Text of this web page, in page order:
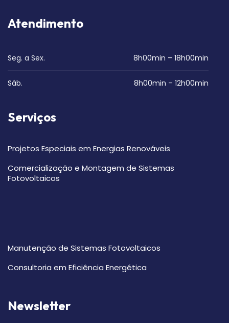
Atendimento
Seg. a Sex. 8h00min – 18h00min
Sáb. 8h00min – 12h00min
Serviços
Projetos Especiais em Energias Renováveis
Comercialização e Montagem de Sistemas
Fotovoltaicos
Manutenção de Sistemas Fotovoltaicos
Consultoria em Eficiência Energética
Newsletter